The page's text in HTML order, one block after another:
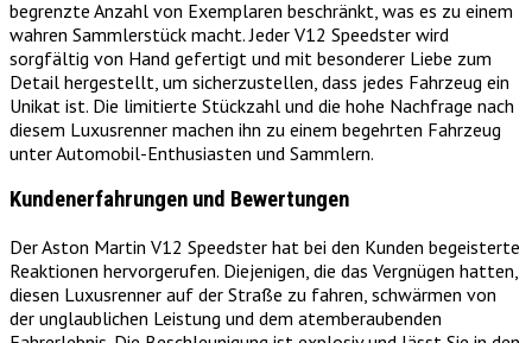
begrenzte Anzahl von Exemplaren beschränkt, was es zu einem
wahren Sammlerstück macht. Jeder V12 Speedster wird
sorgfältig von Hand gefertigt und mit besonderer Liebe zum
Detail hergestellt, um sicherzustellen, dass jedes Fahrzeug ein
Unikat ist. Die limitierte Stückzahl und die hohe Nachfrage nach
diesem Luxusrenner machen ihn zu einem begehrten Fahrzeug
unter Automobil-Enthusiasten und Sammlern.
Kundenerfahrungen und Bewertungen
Der Aston Martin V12 Speedster hat bei den Kunden begeisterte
Reaktionen hervorgerufen. Diejenigen, die das Vergnügen hatten,
diesen Luxusrenner auf der Straße zu fahren, schwärmen von
der unglaublichen Leistung und dem atemberaubenden